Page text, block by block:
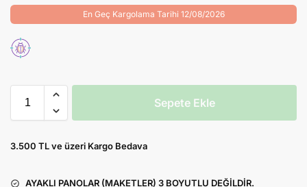
En Geç Kargolama Tarihi 12/08/2026
Sepete Ekle
3.500 TL ve üzeri Kargo Bedava
AYAKLI PANOLAR (MAKETLER) 3 BOYUTLU DEĞİLDİR.